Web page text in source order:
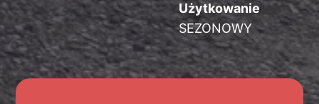
Użytkowanie
SEZONOWY